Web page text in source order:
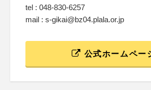
tel : 048-830-6257
mail : s-gikai@bz04.plala.or.jp
公式ホームペー